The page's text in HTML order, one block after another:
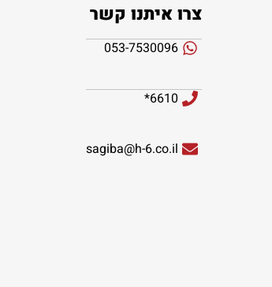
צרו איתנו קשר
053-7530096
6610*
sagiba@h-6.co.il